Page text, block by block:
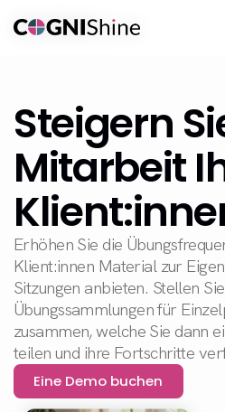
Steigern
Mitarbeit
​Erhöhen Sie die
Klient:innen Material zur
Sitzungen anbieten. Stellen
Übungssammlungen für
zusammen, welche Sie dann
teilen und ihre Fortschritte
Eine Demo buchen